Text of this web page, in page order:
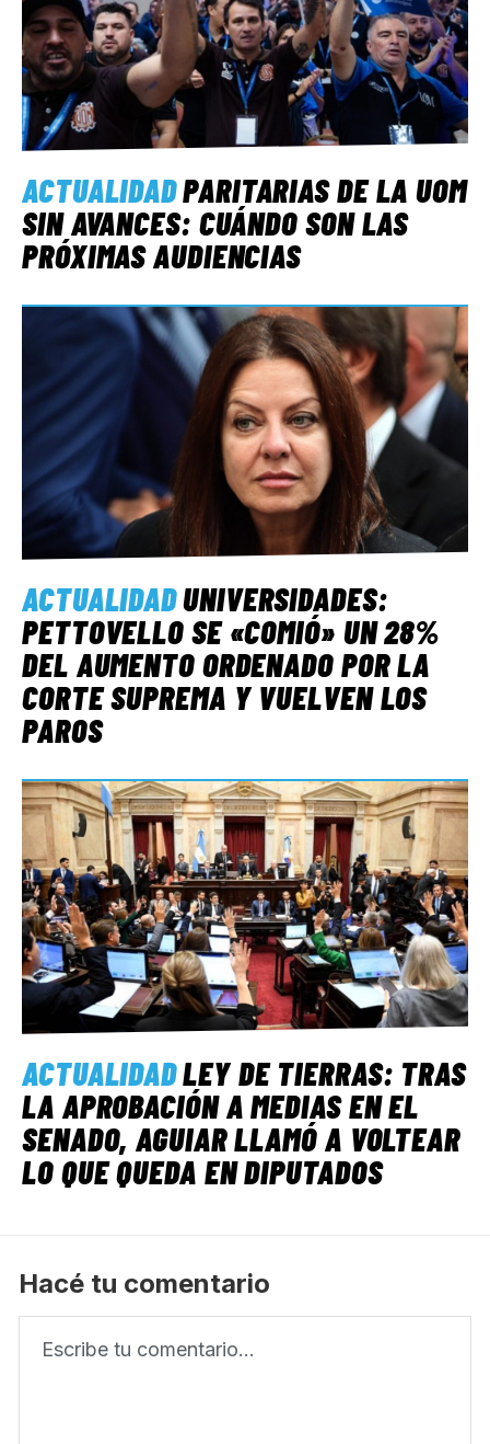
ACTUALIDADPARITARIAS DE LA UOM
SIN AVANCES: CUÁNDO SON LAS
PRÓXIMAS AUDIENCIAS
ACTUALIDADUNIVERSIDADES:
PETTOVELLO SE «COMIÓ» UN 28%
DEL AUMENTO ORDENADO POR LA
CORTE SUPREMA Y VUELVEN LOS
PAROS
ACTUALIDADLEY DE TIERRAS: TRAS
LA APROBACIÓN A MEDIAS EN EL
SENADO, AGUIAR LLAMÓ A VOLTEAR
LO QUE QUEDA EN DIPUTADOS
Hacé tu comentario